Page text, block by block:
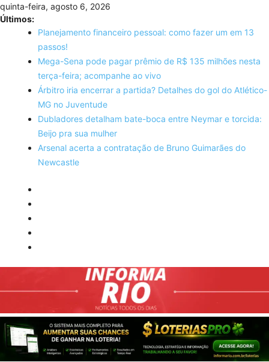
Skip
to
content
quinta-feira, agosto 6, 2026
Últimos:
Planejamento financeiro pessoal: como fazer um em 13
passos!
Mega-Sena pode pagar prêmio de R$ 135 milhões nesta
terça-feira; acompanhe ao vivo
Árbitro iria encerrar a partida? Detalhes do gol do Atlético-
MG no Juventude
Dubladores detalham bate-boca entre Neymar e torcida:
Beijo pra sua mulher
Arsenal acerta a contratação de Bruno Guimarães do
Newcastle